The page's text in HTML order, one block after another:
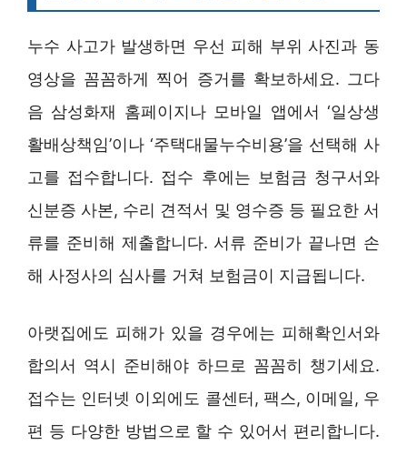
누수 사고가 발생하면 우선 피해 부위 사진과 동
영상을 꼼꼼하게 찍어 증거를 확보하세요. 그다
음 삼성화재 홈페이지나 모바일 앱에서 ‘일상생
활배상책임’이나 ‘주택대물누수비용’을 선택해 사
고를 접수합니다. 접수 후에는 보험금 청구서와
신분증 사본, 수리 견적서 및 영수증 등 필요한 서
류를 준비해 제출합니다. 서류 준비가 끝나면 손
해 사정사의 심사를 거쳐 보험금이 지급됩니다.
아랫집에도 피해가 있을 경우에는 피해확인서와
합의서 역시 준비해야 하므로 꼼꼼히 챙기세요.
접수는 인터넷 이외에도 콜센터, 팩스, 이메일, 우
편 등 다양한 방법으로 할 수 있어서 편리합니다.